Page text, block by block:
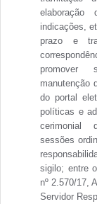
elaboração
indicações,
prazo e
promover
manutenção
do portal
políticas e
cerimonial
sessões
sigilo; entre
nº 2.570/17,
Servidor